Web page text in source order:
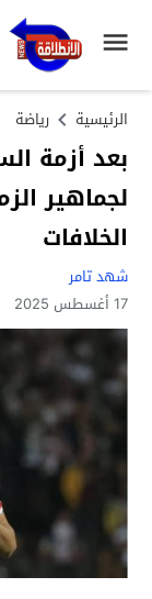
الرئيسية رياضة
بعد أزمة
لجماهير
الخلافات
شهد تامر
17 أغسطس 2025